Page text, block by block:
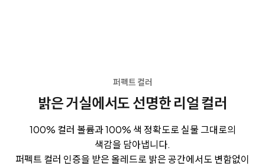
퍼펙트 컬러
밝은 거실에서도 선명한 리얼 컬러
100% 컬러 볼륨과 100% 색 정확도로 실물 그대로의
색감을 담아냅니다.
퍼펙트 컬러 인증을 받은 올레드로 밝은 공간에서도 변함없이